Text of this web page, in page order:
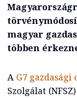
magyar
többen
A G7 gazdasági
Szolgálat